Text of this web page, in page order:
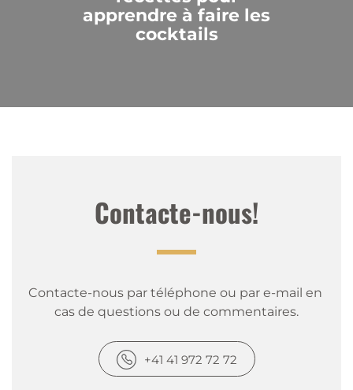
apprendre à faire les
cocktails
Contacte-nous!
Contacte-nous par téléphone ou par e-mail en
cas de questions ou de commentaires.
+41 41 972 72 72